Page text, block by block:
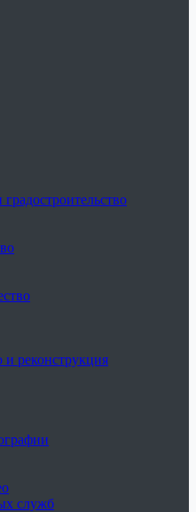
и реконструкция
служб